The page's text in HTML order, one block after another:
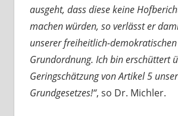
ausgeht, dass diese keine
machen würden, so verlässt er
unserer freiheitlich-demokratischen
Grundordnung. Ich bin erschüttert
Geringschätzung von Artikel 5
Grundgesetzes!“, so Dr. Michler.